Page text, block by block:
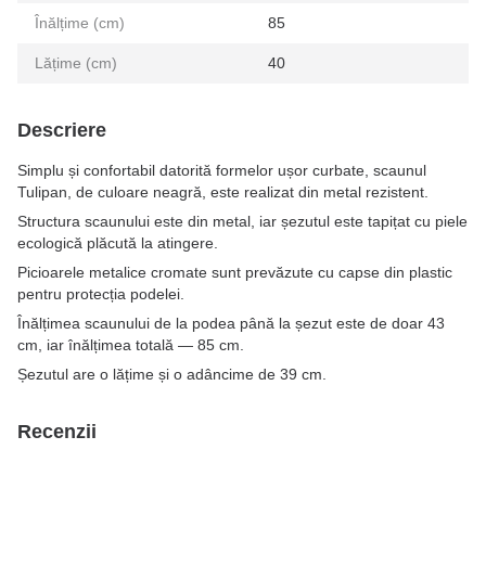
Înălțime (cm) 85
Lățime (cm) 40
Descriere
Simplu și confortabil datorită formelor ușor curbate, scaunul
Tulipan, de culoare neagră, este realizat din metal rezistent.
Structura scaunului este din metal, iar șezutul este tapițat cu piele
ecologică plăcută la atingere.
Picioarele metalice cromate sunt prevăzute cu capse din plastic
pentru protecția podelei.
Înălțimea scaunului de la podea până la șezut este de doar 43
cm, iar înălțimea totală — 85 cm.
Șezutul are o lățime și o adâncime de 39 cm.
Recenzii